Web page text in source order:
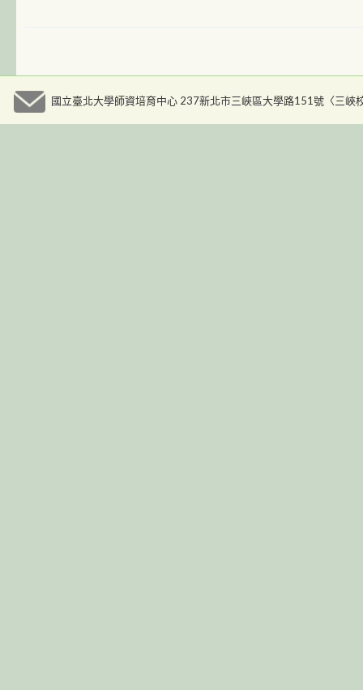
國立臺北大學師資培育中心 237新北市三峽區大學路151號〈三